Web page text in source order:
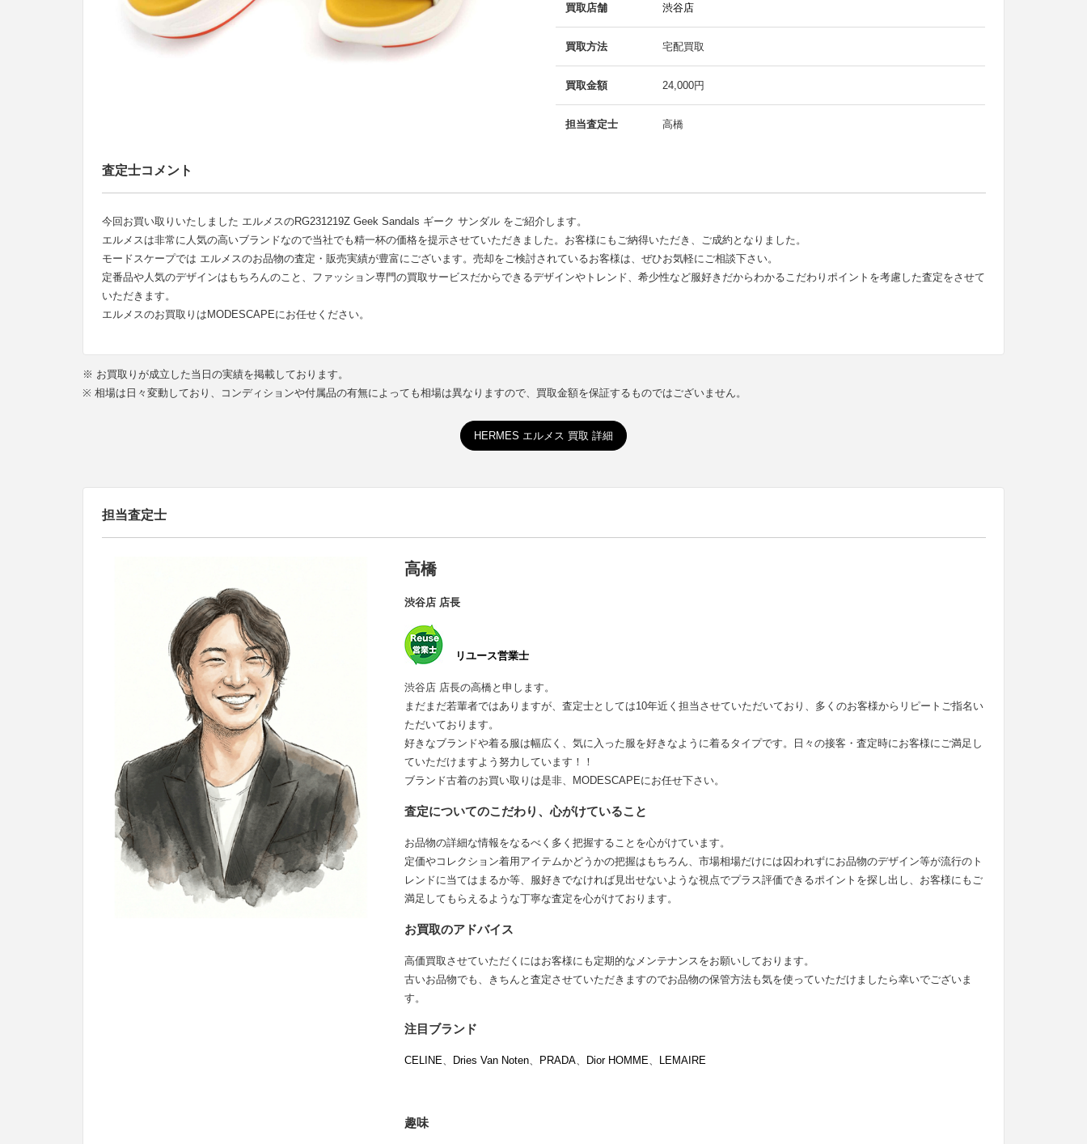
買取店舗 渋谷店
買取方法 宅配買取
買取金額 24,000円
担当査定士 高橋
査定士コメント
今回お買い取りいたしました エルメスのRG231219Z Geek Sandals ギーク サンダル をご紹介します。
エルメスは非常に人気の高いブランドなので当社でも精一杯の価格を提示させていただきました。お客様にもご納得いただき、ご成約となりました。
モードスケープでは エルメスのお品物の査定・販売実績が豊富にございます。売却をご検討されているお客様は、ぜひお気軽にご相談下さい。
定番品や人気のデザインはもちろんのこと、ファッション専門の買取サービスだからできるデザインやトレンド、希少性など服好きだからわかるこだわりポイントを考慮した査定をさせて
いただきます。
エルメスのお買取りはMODESCAPEにお任せください。
※ お買取りが成立した当日の実績を掲載しております。
※ 相場は日々変動しており、コンディションや付属品の有無によっても相場は異なりますので、買取金額を保証するものではございません。
HERMES エルメス 買取 詳細
担当査定士
高橋
渋谷店 店長
リユース営業士
渋谷店 店長の高橋と申します。
まだまだ若輩者ではありますが、査定士としては10年近く担当させていただいており、多くのお客様からリピートご指名い
ただいております。
好きなブランドや着る服は幅広く、気に入った服を好きなように着るタイプです。日々の接客・査定時にお客様にご満足し
ていただけますよう努力しています！！
ブランド古着のお買い取りは是非、MODESCAPEにお任せ下さい。
査定についてのこだわり、心がけていること
お品物の詳細な情報をなるべく多く把握することを心がけています。
定価やコレクション着用アイテムかどうかの把握はもちろん、市場相場だけには囚われずにお品物のデザイン等が流行のト
レンドに当てはまるか等、服好きでなければ見出せないような視点でプラス評価できるポイントを探し出し、お客様にもご
満足してもらえるような丁寧な査定を心がけております。
お買取のアドバイス
高価買取させていただくにはお客様にも定期的なメンテナンスをお願いしております。
古いお品物でも、きちんと査定させていただきますのでお品物の保管方法も気を使っていただけましたら幸いでございま
す。
注目ブランド
CELINE Dries Van Noten、 PRADA、 Dior HOMME LEMAIRE
趣味